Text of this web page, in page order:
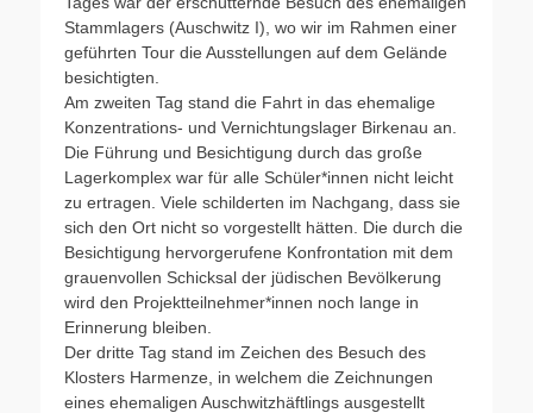
Stammlagers (Auschwitz I), wo wir im Rahmen einer
geführten Tour die Ausstellungen auf dem Gelände
besichtigten.
Am zweiten Tag stand die Fahrt in das ehemalige
Konzentrations- und Vernichtungslager Birkenau an.
Die Führung und Besichtigung durch das große
Lagerkomplex war für alle Schüler*innen nicht leicht
zu ertragen. Viele schilderten im Nachgang, dass sie
sich den Ort nicht so vorgestellt hätten. Die durch die
Besichtigung hervorgerufene Konfrontation mit dem
grauenvollen Schicksal der jüdischen Bevölkerung
wird den Projektteilnehmer*innen noch lange in
Erinnerung bleiben.
Der dritte Tag stand im Zeichen des Besuch des
Klosters Harmenze, in welchem die Zeichnungen
eines ehemaligen Auschwitzhäftlings ausgestellt